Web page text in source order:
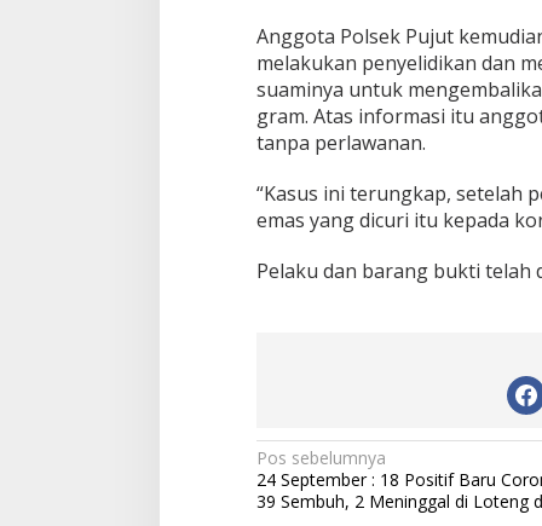
Anggota Polsek Pujut
melakukan penyelidikan dan
suaminya untuk
gram. Atas informasi itu
tanpa perlawanan.
“Kasus ini terungkap, setelah
emas yang dicuri itu kepada
Pelaku dan barang bukti telah
N
a
Pos sebelumnya
24 September : 18 Positif Baru
39 Sembuh, 2 Meninggal di Loteng